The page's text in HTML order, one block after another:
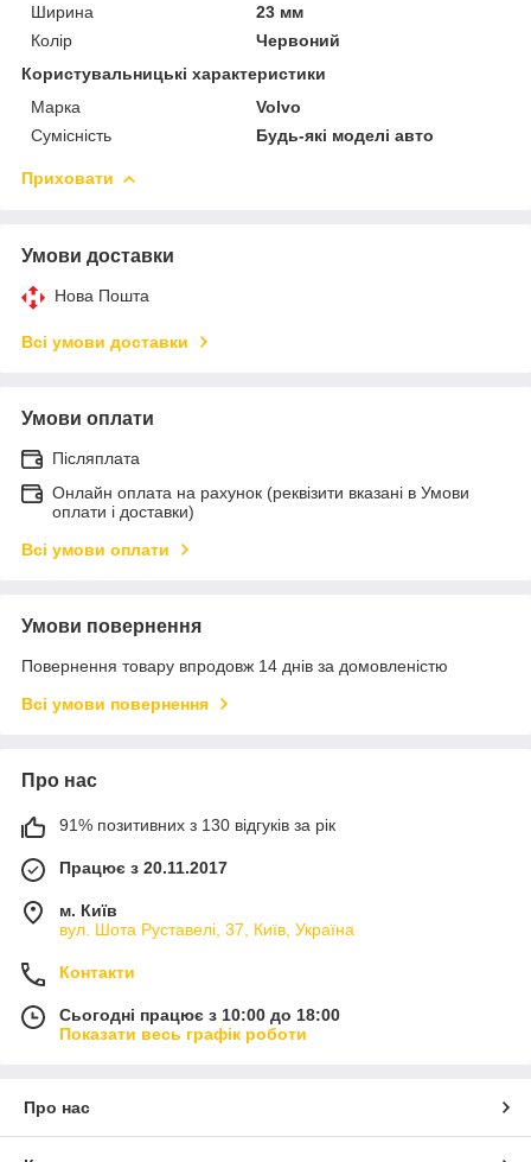
Ширина
23 мм
Колір
Червоний
Користувальницькі характеристики
Марка
Volvo
Сумісність
Будь-які моделі авто
Приховати
Умови доставки
Нова Пошта
Всі умови доставки
Умови оплати
Післяплата
Онлайн оплата на рахунок (реквізити вказані в Умови
оплати і доставки)
Всі умови оплати
Умови повернення
Повернення товару впродовж 14 днів за домовленістю
Всі умови повернення
Про нас
91% позитивних з 130 відгуків за рік
Працює з 20.11.2017
м. Київ
вул. Шота Руставелі, 37, Київ, Україна
Контакти
Сьогодні працює з 10:00 до 18:00
Показати весь графік роботи
Про нас